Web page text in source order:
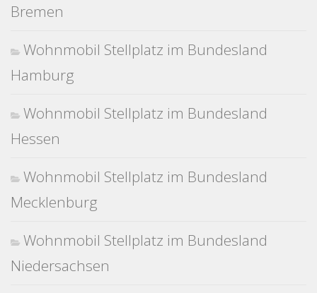
Bremen
Wohnmobil Stellplatz im Bundesland
Hamburg
Wohnmobil Stellplatz im Bundesland
Hessen
Wohnmobil Stellplatz im Bundesland
Mecklenburg
Wohnmobil Stellplatz im Bundesland
Niedersachsen